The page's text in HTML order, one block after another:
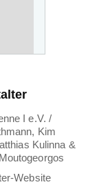
I e.V. /
Kim
Kulinna &
Website